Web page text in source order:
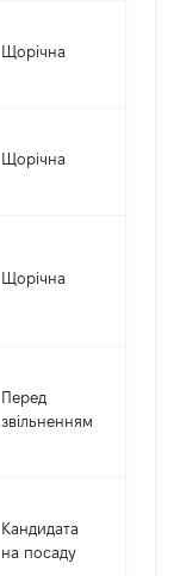
Щорічна
Щорічна
Щорічна
Перед
звільненням
Кандидата
на посаду